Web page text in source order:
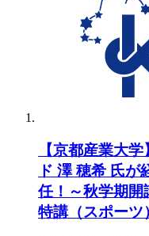
【京都産業大
ド 澤 穂希 氏が
任！～秋学期開
特講（スポーツ